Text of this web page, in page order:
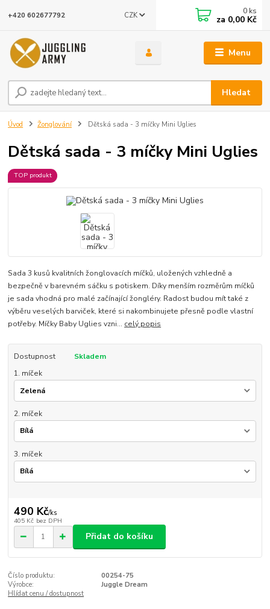
Menu
CZK
Hledat
+420 602677792 0 ks
za 0,00 Kč
Úvod Žonglování Dětská sada - 3 míčky Mini Uglies
Dětská sada - 3 míčky Mini Uglies
TOP produkt
Sada 3 kusů kvalitních žonglovacích míčků, uložených vzhledně a
bezpečně v barevném sáčku s potiskem. Díky menším rozměrům míčků
je sada vhodná pro malé začínající žongléry. Radost budou mít také z
výběru veselých barviček, které si nakombinujete přesně podle vlastní
potřeby. Míčky Baby Uglies vzni... celý popis
Dostupnost
Skladem
1. míček
2. míček
3. míček
490 Kč/ks
405 Kč bez DPH
Přidat do košíku
Číslo produktu:
00254-75
Výrobce:
Juggle Dream
Hlídat cenu / dostupnost